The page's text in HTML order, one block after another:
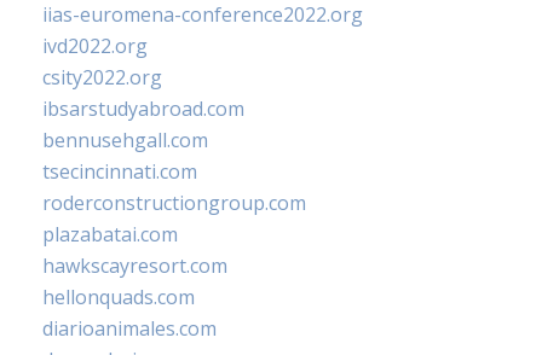
iias-euromena-conference2022.org
ivd2022.org
csity2022.org
ibsarstudyabroad.com
bennusehgall.com
tsecincinnati.com
roderconstructiongroup.com
plazabatai.com
hawkscayresort.com
hellonquads.com
diarioanimales.com